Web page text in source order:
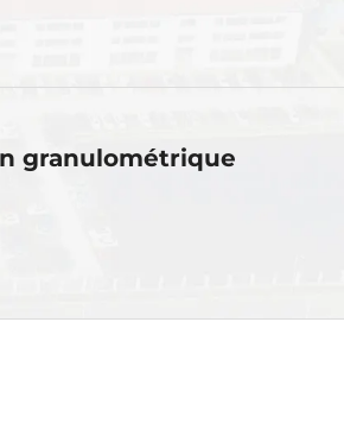
granulométrique